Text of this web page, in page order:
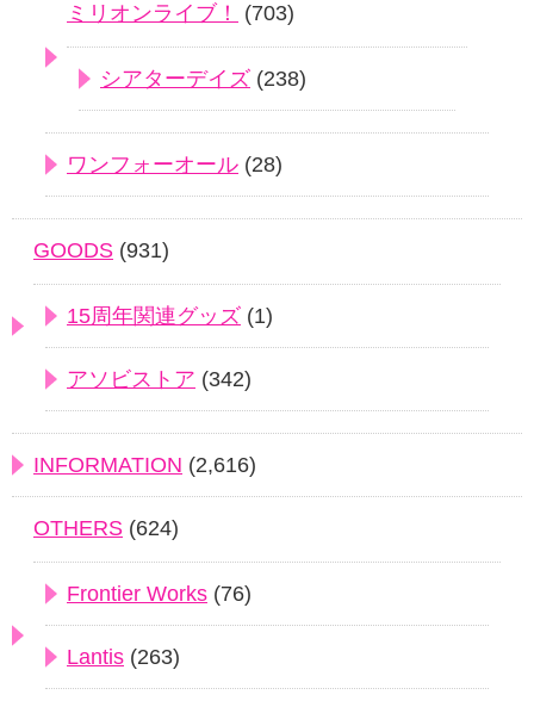
ミリオンライブ！ (703)
シアターデイズ (238)
ワンフォーオール (28)
GOODS (931)
15周年関連グッズ (1)
アソビストア (342)
INFORMATION (2,616)
OTHERS (624)
Frontier Works (76)
Lantis (263)